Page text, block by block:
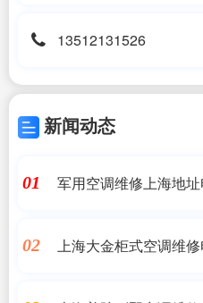
13512131526
新闻动态
01
军用空调维修上海地
02
上海大金柜式空调维